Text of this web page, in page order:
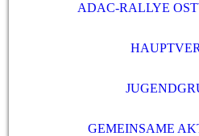
ADAC-RALLYE
GEMEINSAME